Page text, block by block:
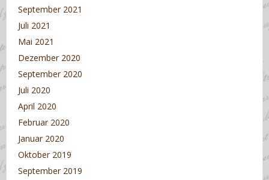
September 2021
Juli 2021
Mai 2021
Dezember 2020
September 2020
Juli 2020
April 2020
Februar 2020
Januar 2020
Oktober 2019
September 2019